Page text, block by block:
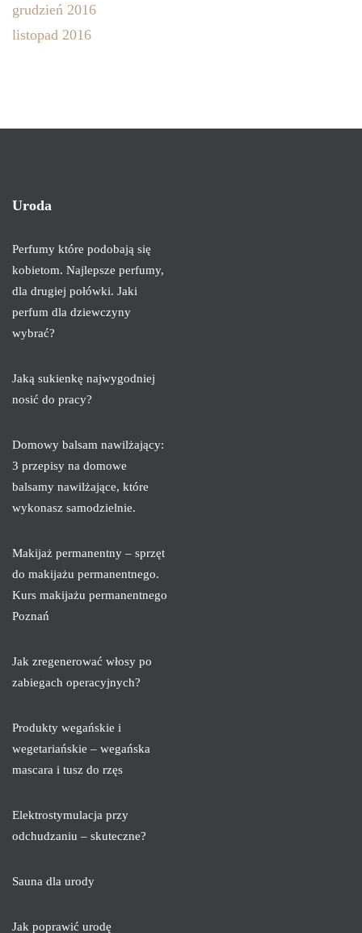
grudzień 2016
listopad 2016
Uroda
Perfumy które podobają się
kobietom. Najlepsze perfumy,
dla drugiej połówki. Jaki
perfum dla dziewczyny
wybrać?
Jaką sukienkę najwygodniej
nosić do pracy?
Domowy balsam nawilżający:
3 przepisy na domowe
balsamy nawilżające, które
wykonasz samodzielnie.
Makijaż permanentny – sprzęt
do makijażu permanentnego.
Kurs makijażu permanentnego
Poznań
Jak zregenerować włosy po
zabiegach operacyjnych?
Produkty wegańskie i
wegetariańskie – wegańska
mascara i tusz do rzęs
Elektrostymulacja przy
odchudzaniu – skuteczne?
Sauna dla urody
Jak poprawić urodę